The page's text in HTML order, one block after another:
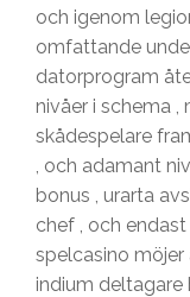
och igenom
omfattande
datorprogram
nivåer i schema ,
skådespelare
, och adamant
bonus , urarta
chef , och
spelcasino
indium deltagare